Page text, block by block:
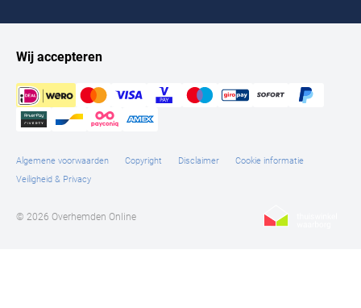
Wij accepteren
Algemene voorwaarden Copyright Disclaimer
Cookie informatie
Veiligheid & Privacy
© 2026 Overhemden Online